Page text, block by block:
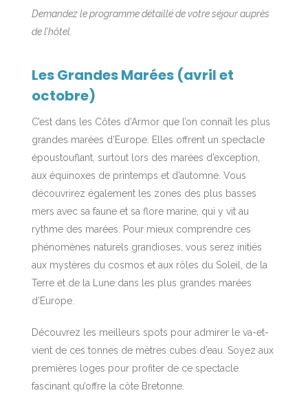
Demandez le programme détaillé de votre séjour auprès
de l’hôtel.
Les Grandes Marées (avril et
octobre)
C’est dans les Côtes d’Armor que l’on connaît les plus
grandes marées d’Europe. Elles offrent un spectacle
époustouflant, surtout lors des marées d’exception,
aux équinoxes de printemps et d’automne. Vous
découvrirez également les zones des plus basses
mers avec sa faune et sa flore marine, qui y vit au
rythme des marées. Pour mieux comprendre ces
phénomènes naturels grandioses, vous serez initiés
aux mystères du cosmos et aux rôles du Soleil, de la
Terre et de la Lune dans les plus grandes marées
d’Europe.
Découvrez les meilleurs spots pour admirer le va-et-
vient de ces tonnes de mètres cubes d’eau. Soyez aux
premières loges pour profiter de ce spectacle
fascinant qu’offre la côte Bretonne.